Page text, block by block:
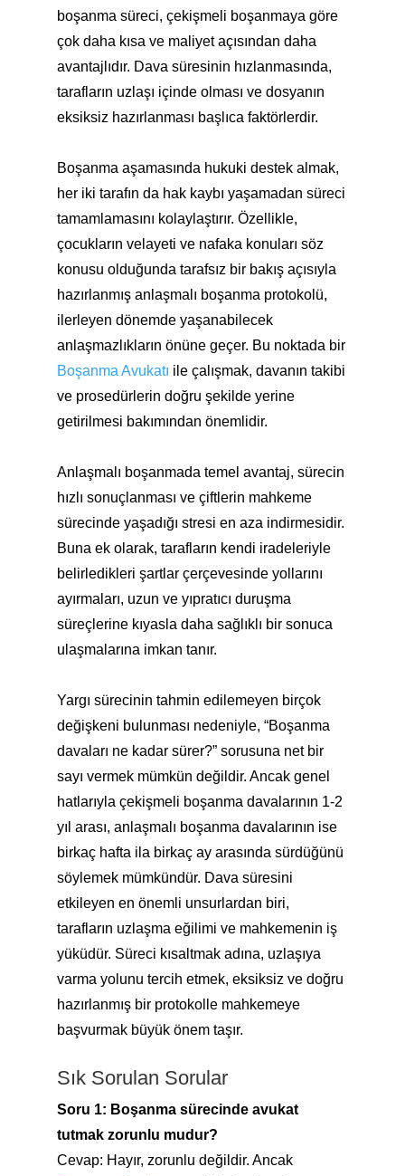
boşanma süreci, çekişmeli boşanmaya göre
çok daha kısa ve maliyet açısından daha
avantajlıdır. Dava süresinin hızlanmasında,
tarafların uzlaşı içinde olması ve dosyanın
eksiksiz hazırlanması başlıca faktörlerdir.
Boşanma aşamasında hukuki destek almak,
her iki tarafın da hak kaybı yaşamadan süreci
tamamlamasını kolaylaştırır. Özellikle,
çocukların velayeti ve nafaka konuları söz
konusu olduğunda tarafsız bir bakış açısıyla
hazırlanmış anlaşmalı boşanma protokolü,
ilerleyen dönemde yaşanabilecek
anlaşmazlıkların önüne geçer. Bu noktada bir
Boşanma Avukatı ile çalışmak, davanın takibi
ve prosedürlerin doğru şekilde yerine
getirilmesi bakımından önemlidir.
Anlaşmalı boşanmada temel avantaj, sürecin
hızlı sonuçlanması ve çiftlerin mahkeme
sürecinde yaşadığı stresi en aza indirmesidir.
Buna ek olarak, tarafların kendi iradeleriyle
belirledikleri şartlar çerçevesinde yollarını
ayırmaları, uzun ve yıpratıcı duruşma
süreçlerine kıyasla daha sağlıklı bir sonuca
ulaşmalarına imkan tanır.
Yargı sürecinin tahmin edilemeyen birçok
değişkeni bulunması nedeniyle, “Boşanma
davaları ne kadar sürer?” sorusuna net bir
sayı vermek mümkün değildir. Ancak genel
hatlarıyla çekişmeli boşanma davalarının 1-2
yıl arası, anlaşmalı boşanma davalarının ise
birkaç hafta ila birkaç ay arasında sürdüğünü
söylemek mümkündür. Dava süresini
etkileyen en önemli unsurlardan biri,
tarafların uzlaşma eğilimi ve mahkemenin iş
yüküdür. Süreci kısaltmak adına, uzlaşıya
varma yolunu tercih etmek, eksiksiz ve doğru
hazırlanmış bir protokolle mahkemeye
başvurmak büyük önem taşır.
Sık Sorulan Sorular
Soru 1: Boşanma sürecinde avukat
tutmak zorunlu mudur?
Cevap: Hayır, zorunlu değildir. Ancak